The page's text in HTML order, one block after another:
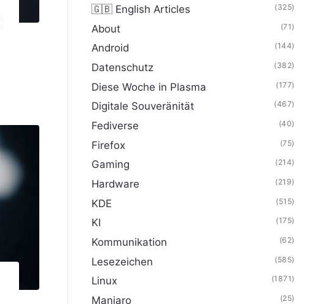
🇬🇧 English Articles (325)
About (71)
Android (144)
Datenschutz (382)
Diese Woche in Plasma (177)
Digitale Souveränität (467)
Fediverse (40)
Firefox (75)
Gaming (214)
Hardware (219)
KDE (515)
KI (175)
Kommunikation (62)
Lesezeichen (585)
Linux (1871)
Manjaro (25)